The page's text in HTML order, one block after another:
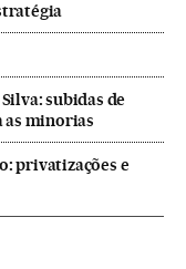
subidas de
as minorias
privatizações e